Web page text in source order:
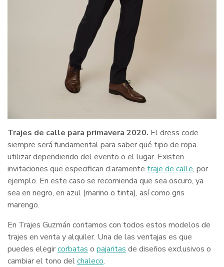
Trajes de calle para primavera 2020. El dress code
siempre será fundamental para saber qué tipo de ropa
utilizar dependiendo del evento o el lugar. Existen
invitaciones que especifican claramente traje de calle, por
ejemplo. En este caso se recomienda que sea oscuro, ya
sea en negro, en azul (marino o tinta), así como gris
marengo.
En Trajes Guzmán contamos con todos estos modelos de
trajes en venta y alquiler. Una de las ventajas es que
puedes elegircorbatas o pajaritas de diseños exclusivos o
cambiar el tono delchaleco.